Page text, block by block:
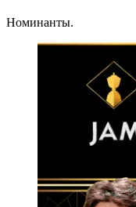
Номинанты.